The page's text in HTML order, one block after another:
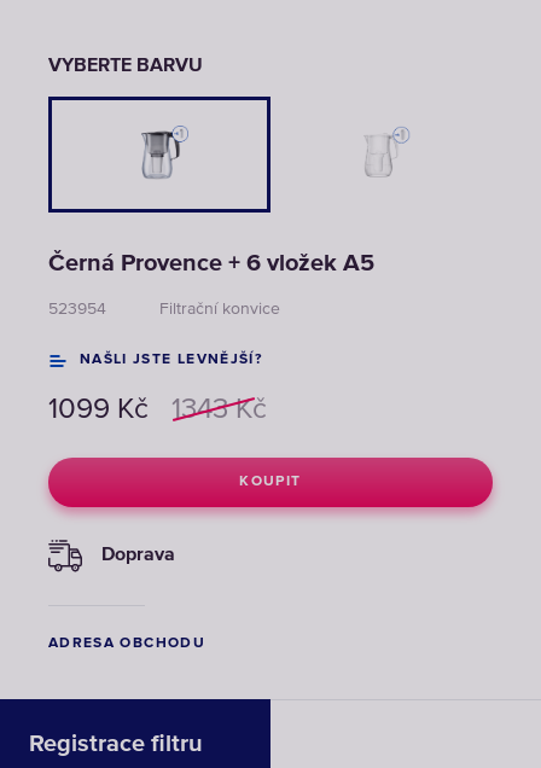
VYBERTE BARVU
Černá Provence + 6 vložek A5
523954 Filtrační konvice
NAŠLI JSTE LEVNĚJŠÍ?
1099 Kč 1343 Kč
KOUPIT
Doprava
ADRESA OBCHODU
Registrace filtru